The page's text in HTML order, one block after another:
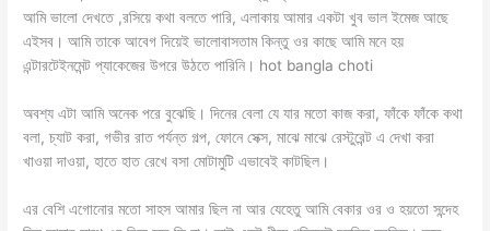
আমি ভালো দেখতে ,রসিয়ে কথা বলতে পারি, এলাকায় আমার একটা খুব ভাল ইমেজ আছে
এইসব। আমি তাকে আবেগ দিয়েই ভালোবাসতাম কিন্তু ওর কাছে আমি মনে হয়
এন্টারটেইনমেন্ট প্যাকেজের উপরে উঠতে পারিনি। hot bangla choti
অবশ্য এটা আমি অনেক পরে বুঝেছি। দিনের বেলা যে যার মতো কাজ করা, ফাঁকে ফাঁকে কথা
বলা, চ্যাট করা, গভীর রাত পর্যন্ত গল্প, ফোনে সেক্স, মাঝে মাঝে রেস্টুরেন্ট এ দেখা করা
খাওয়া দাওয়া, হাতে হাত রেখে বসা মোটামুটি এভাবেই কাটছিল।
এর বেশি এগোনোর মতো সাহস আমার ছিল না আর যেহেতু আমি বেকার ওর ও হয়তো সন্দেহ